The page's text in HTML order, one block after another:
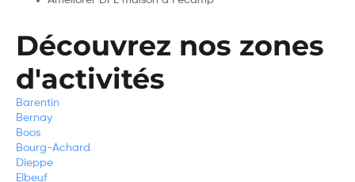
Découvrez nos zones
d'activités
Barentin
Bernay
Boos
Bourg-Achard
Dieppe
Elbeuf